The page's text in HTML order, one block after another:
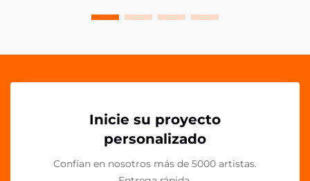
Inicie su proyecto
personalizado
Confían en nosotros más de 5000 artistas.